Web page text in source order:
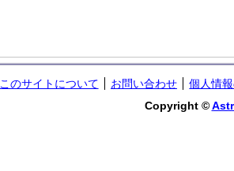
このサイトについて お問い合わせ
個人情
Copyright ©